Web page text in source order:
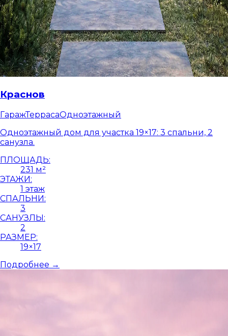
Краснов
ГаражТеррасаОдноэтажный
Одноэтажный дом для участка 19×17: 3 спальни, 2
санузла.
ПЛОЩАДЬ:
231 м²
ЭТАЖИ:
1 этаж
СПАЛЬНИ:
3
САНУЗЛЫ:
2
РАЗМЕР:
19×17
Подробнее →